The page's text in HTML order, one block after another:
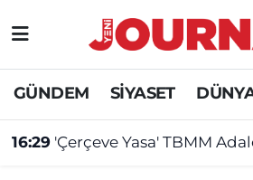
GÜNDEM SİYASET
16:29 'Çerçeve Yasa' TBMM
GÜNDEM
SİYASET
Nöbetçi Eczaneler
Hava Durumu